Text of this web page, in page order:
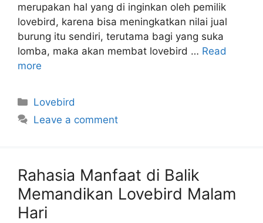
merupakan hal yang di inginkan oleh pemilik
lovebird, karena bisa meningkatkan nilai jual
burung itu sendiri, terutama bagi yang suka
lomba, maka akan membat lovebird … Read
more
Categories
Lovebird
Leave a comment
Rahasia Manfaat di Balik
Memandikan Lovebird Malam
Hari